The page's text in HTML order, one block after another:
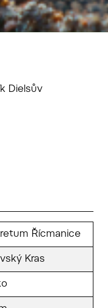
Dielsův
Řícmanice
Kras